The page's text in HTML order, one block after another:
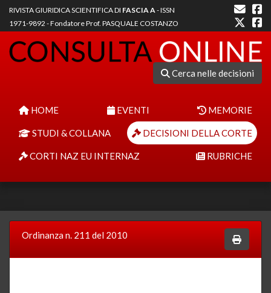
RIVISTA GIURIDICA SCIENTIFICA DI FASCIA A- ISSN
1971-9892 - Fondatore Prof. PASQUALE COSTANZO
Cerca nelle decisioni
HOME EVENTI MEMORIE
STUDI & COLLANA DECISIONI DELLA CORTE
CORTI NAZ EU INTERNAZ RUBRICHE
Ordinanza n. 211 del 2010